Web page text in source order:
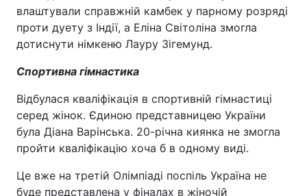
влаштували справжній камбек у парному розряді
проти дуету з Індії, а Еліна Світоліна змогла
дотиснути німкеню Лауру Зігемунд.
Спортивна гімнастика
Відбулася кваліфікація в спортивній гімнастиці
серед жінок. Єдиною представницею України
була Діана Варінська. 20-річна киянка не змогла
пройти кваліфікацію хоча б в одному виді.
Це вже на третій Олімпіаді поспіль Україна не
буде представлена у фіналах в жіночій